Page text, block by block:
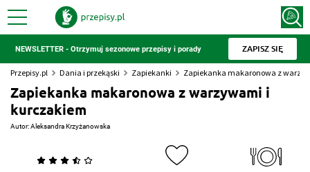
NEWSLETTER - Otrzymuj sezonowe przepisy i porady ZAPISZ SIĘ
Przepisy.pl Dania i przekąski Zapiekanki Zapiekanka makaronowa z
Zapiekanka makaronowa z warzywami i
kurczakiem
Autor:Aleksandra Krzyżanowska